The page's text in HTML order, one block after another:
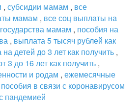
, субсидии мамам , все
мамам , все соц выплаты на
мамам , пособия на
, выплата 5 тысяч рублей как
детей до 3 лет как получить ,
3 до 16 лет как получить ,
и родам , ежемесячные
пособия в связи с коронавирусом
пандемией